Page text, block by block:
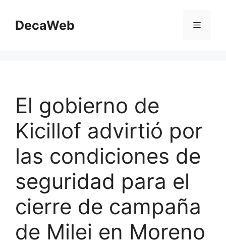
contenido
DecaWeb Menú
El gobierno de
Kicillof advirtió por
las condiciones de
seguridad para el
cierre de campaña
de Milei en Moreno